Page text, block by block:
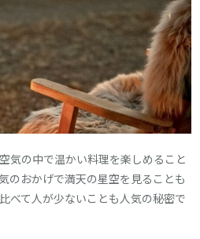
気の中で温かい料理を楽しめること
のおかげで満天の星空を見ることも
べて人が少ないことも人気の秘密で